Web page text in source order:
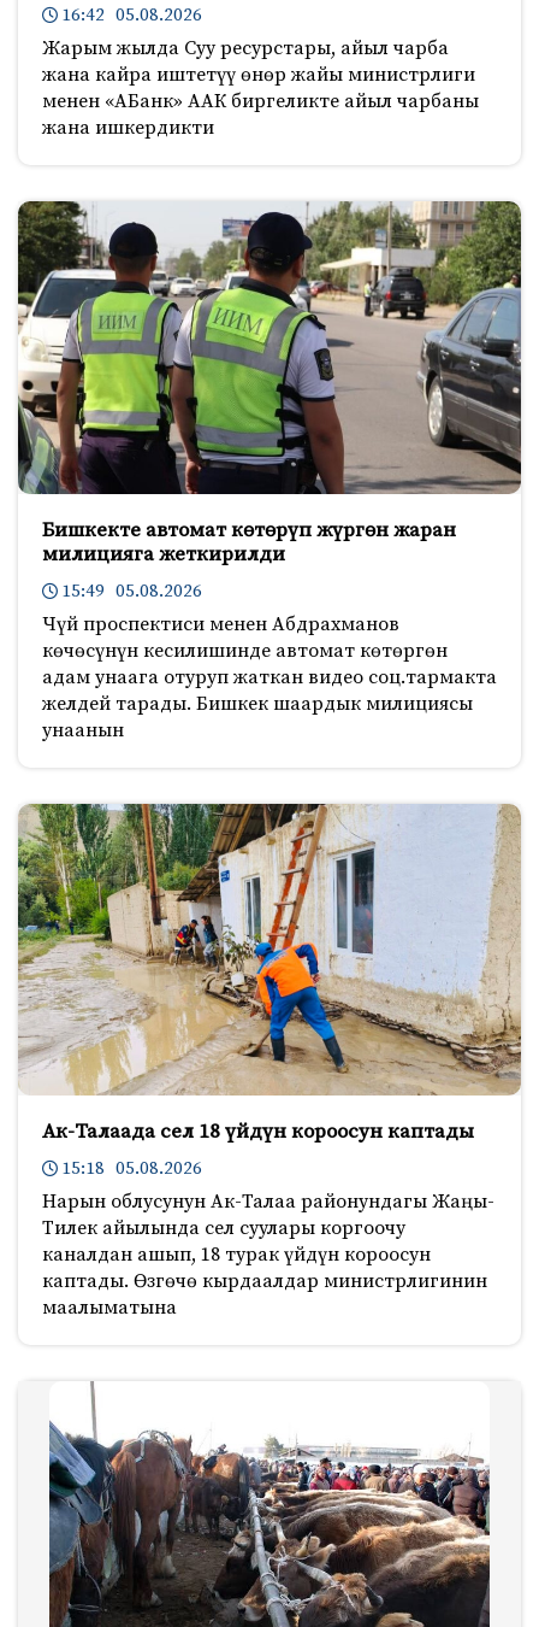
16:42 05.08.2026
Жарым жылда Суу ресурстары, айыл чарба
жана кайра иштетүү өнөр жайы министрлиги
менен «АБанк» ААК биргеликте айыл чарбаны
жана ишкердикти
Бишкекте автомат көтөрүп жүргөн жаран
милицияга жеткирилди
15:49 05.08.2026
Чүй проспектиси менен Абдрахманов
көчөсүнүн кесилишинде автомат көтөргөн
адам унаага отуруп жаткан видео соц.тармакта
желдей тарады. Бишкек шаардык милициясы
унаанын
Ак-Талаада сел 18 үйдүн короосун каптады
15:18 05.08.2026
Нарын облусунун Ак-Талаа районундагы Жаңы-
Тилек айылында сел суулары коргоочу
каналдан ашып, 18 турак үйдүн короосун
каптады. Өзгөчө кырдаалдар министрлигинин
маалыматына